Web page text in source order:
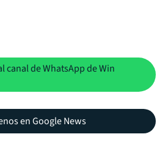
canal de WhatsApp de Win
en Google News